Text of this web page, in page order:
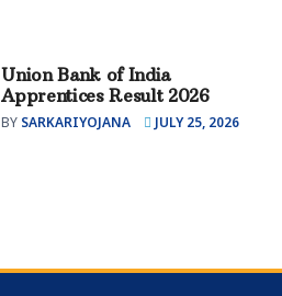
Union Bank of India
Apprentices Result 2026
BY SARKARIYOJANA JULY 25, 2026